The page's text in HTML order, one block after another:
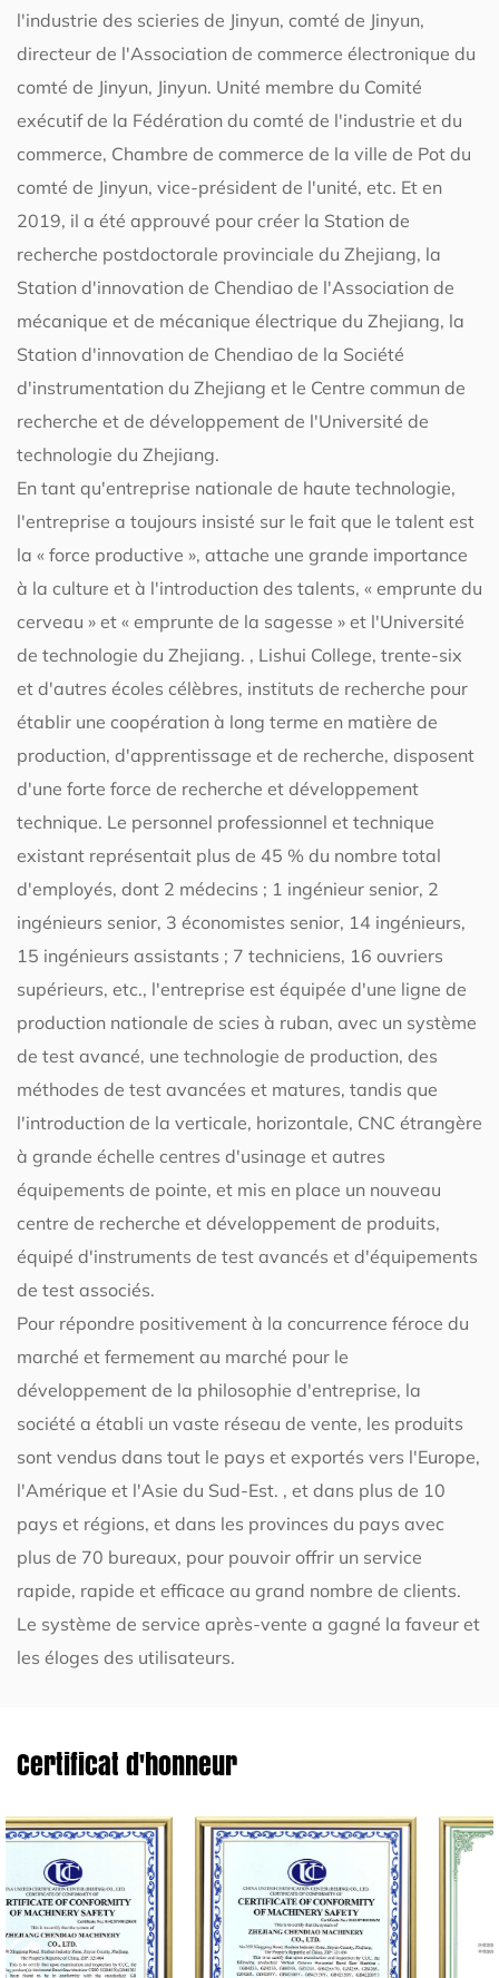
l'industrie des scieries de Jinyun, comté de Jinyun,
directeur de l'Association de commerce électronique du
comté de Jinyun, Jinyun. Unité membre du Comité
exécutif de la Fédération du comté de l'industrie et du
commerce, Chambre de commerce de la ville de Pot du
comté de Jinyun, vice-président de l'unité, etc. Et en
2019, il a été approuvé pour créer la Station de
recherche postdoctorale provinciale du Zhejiang, la
Station d'innovation de Chendiao de l'Association de
mécanique et de mécanique électrique du Zhejiang, la
Station d'innovation de Chendiao de la Société
d'instrumentation du Zhejiang et le Centre commun de
recherche et de développement de l'Université de
technologie du Zhejiang.
En tant qu'entreprise nationale de haute technologie,
l'entreprise a toujours insisté sur le fait que le talent est
la « force productive », attache une grande importance
à la culture et à l'introduction des talents, « emprunte du
cerveau » et « emprunte de la sagesse » et l'Université
de technologie du Zhejiang. , Lishui College, trente-six
et d'autres écoles célèbres, instituts de recherche pour
établir une coopération à long terme en matière de
production, d'apprentissage et de recherche, disposent
d'une forte force de recherche et développement
technique. Le personnel professionnel et technique
existant représentait plus de 45 % du nombre total
d'employés, dont 2 médecins ; 1 ingénieur senior, 2
ingénieurs senior, 3 économistes senior, 14 ingénieurs,
15 ingénieurs assistants ; 7 techniciens, 16 ouvriers
supérieurs, etc., l'entreprise est équipée d'une ligne de
production nationale de scies à ruban, avec un système
de test avancé, une technologie de production, des
méthodes de test avancées et matures, tandis que
l'introduction de la verticale, horizontale, CNC étrangère
à grande échelle centres d'usinage et autres
équipements de pointe, et mis en place un nouveau
centre de recherche et développement de produits,
équipé d'instruments de test avancés et d'équipements
de test associés.
Pour répondre positivement à la concurrence féroce du
marché et fermement au marché pour le
développement de la philosophie d'entreprise, la
société a établi un vaste réseau de vente, les produits
sont vendus dans tout le pays et exportés vers l'Europe,
l'Amérique et l'Asie du Sud-Est. , et dans plus de 10
pays et régions, et dans les provinces du pays avec
plus de 70 bureaux, pour pouvoir offrir un service
rapide, rapide et efficace au grand nombre de clients.
Le système de service après-vente a gagné la faveur et
les éloges des utilisateurs.
Certificat d'honneur